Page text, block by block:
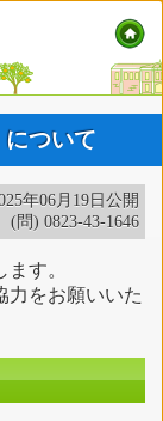
ついて
年06月19日公開
問) 0823-43-1646
す。
をお願いいた